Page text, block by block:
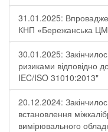
31.01.2025:
КНП «Бережанська
30.01.2025:
ризиками
IEC/ISO 31010:2013"
20.12.2024:
встановлення
вимірювального